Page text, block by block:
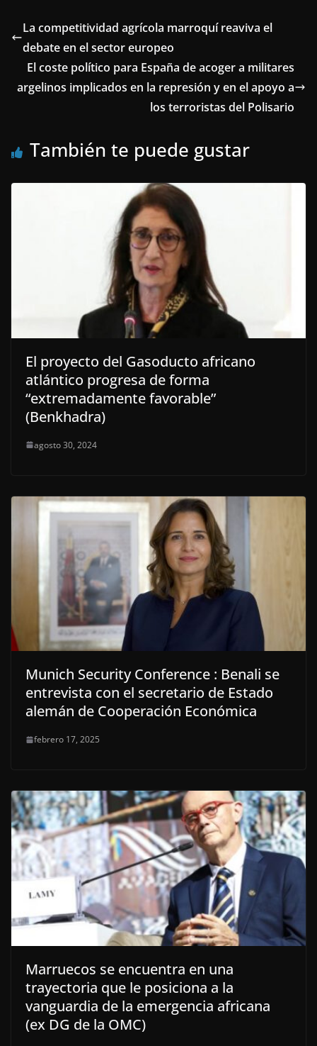
La competitividad agrícola marroquí reaviva el
debate en el sector europeo
El coste político para España de acoger a militares
argelinos implicados en la represión y en el apoyo a
los terroristas del Polisario
También te puede gustar
El proyecto del Gasoducto africano
atlántico progresa de forma
“extremadamente favorable”
(Benkhadra)
agosto 30, 2024
Munich Security Conference : Benali se
entrevista con el secretario de Estado
alemán de Cooperación Económica
febrero 17, 2025
Marruecos se encuentra en una
trayectoria que le posiciona a la
vanguardia de la emergencia africana
(ex DG de la OMC)